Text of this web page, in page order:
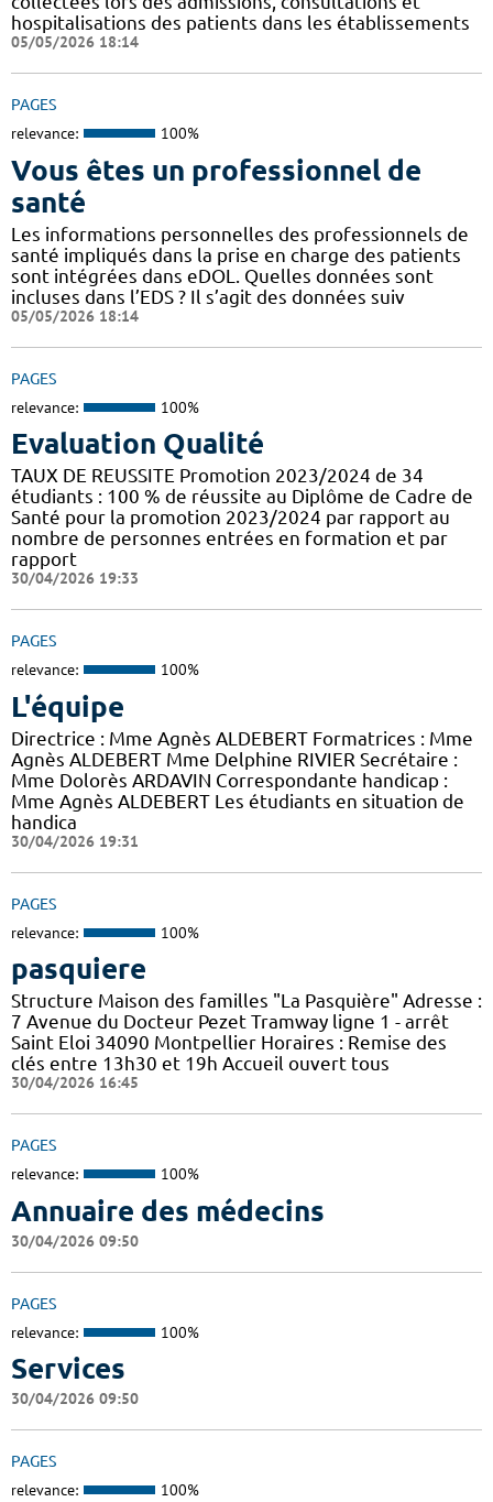
hospitalisations des patients dans les établissements
05/05/2026 18:14
PAGES
relevance: 100%
Vous êtes un professionnel de
santé
Les informations personnelles des professionnels de
santé impliqués dans la prise en charge des patients
sont intégrées dans eDOL. Quelles données sont
incluses dans l’EDS ? Il s’agit des données suiv
05/05/2026 18:14
PAGES
relevance: 100%
Evaluation Qualité
TAUX DE REUSSITE Promotion 2023/2024 de 34
étudiants : 100 % de réussite au Diplôme de Cadre de
Santé pour la promotion 2023/2024 par rapport au
nombre de personnes entrées en formation et par
rapport
30/04/2026 19:33
PAGES
relevance: 100%
L'équipe
Directrice : Mme Agnès ALDEBERT Formatrices : Mme
Agnès ALDEBERT Mme Delphine RIVIER Secrétaire :
Mme Dolorès ARDAVIN Correspondante handicap :
Mme Agnès ALDEBERT Les étudiants en situation de
handica
30/04/2026 19:31
PAGES
relevance: 100%
pasquiere
Structure Maison des familles "La Pasquière" Adresse :
7 Avenue du Docteur Pezet Tramway ligne 1 - arrêt
Saint Eloi 34090 Montpellier Horaires : Remise des
clés entre 13h30 et 19h Accueil ouvert tous
30/04/2026 16:45
PAGES
relevance: 100%
Annuaire des médecins
30/04/2026 09:50
PAGES
relevance: 100%
Services
30/04/2026 09:50
PAGES
relevance: 100%